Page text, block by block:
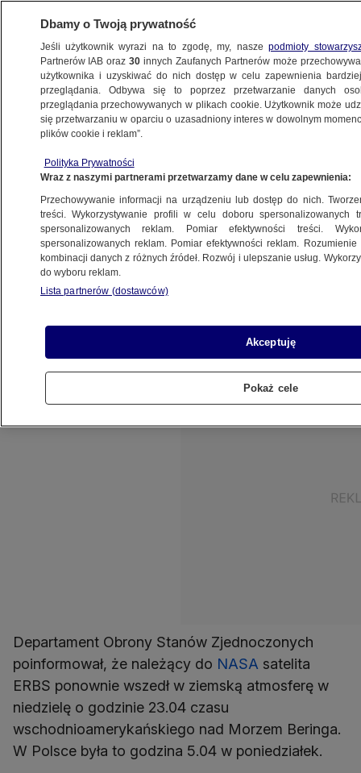
METEO
NAUKA
9.01.2023, 18:22
Udostępnij
Należący do NASA satelita ERBS zakończył
swoją pracę i po 38 latach orbitowania wokół
naszej planety spadł na Ziemię. Ważące około
poniedziałek w ziemską atmosferę nad Morzem
Beringa.
Departament Obrony Stanów Zjednoczonych
poinformował, że należący do NASA satelita
ERBS ponownie wszedł w ziemską atmosferę w
niedzielę o godzinie 23.04 czasu
wschodnioamerykańskiego nad Morzem Beringa.
W Polsce była to godzina 5.04 w poniedziałek.
Dbamy o Twoją prywatność
Jeśli użytkownik wyrazi na to zgodę, my, naszepodmioty
Partnerów IAB oraz30 innych Zaufanych Partnerów może
użytkownika i uzyskiwać do nich dostęp w celu zapewnienia
przeglądania. Odbywa się to poprzez przetwarzanie danych
przeglądania przechowywanych w plikach cookie. Użytkownik może
się przetwarzaniu w oparciu o uzasadniony interes w dowolnym
plików cookie i reklam”.
Polityka Prywatności
Wraz z naszymi partnerami przetwarzamy dane w celu zapewnienia:
Przechowywanie informacji na urządzeniu lub dostęp do nich.
treści. Wykorzystywanie profili w celu doboru spersonalizowanych
spersonalizowanych reklam. Pomiar efektywności treści.
spersonalizowanych reklam. Pomiar efektywności reklam.
kombinacji danych z różnych źródeł. Rozwój i ulepszanie usług.
do wyboru reklam.
Lista partnerów (dostawców)
Akceptuję
Pokaż cele